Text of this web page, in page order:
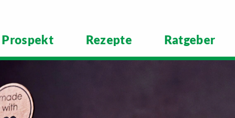
Prospekt Rezepte Ratgeber